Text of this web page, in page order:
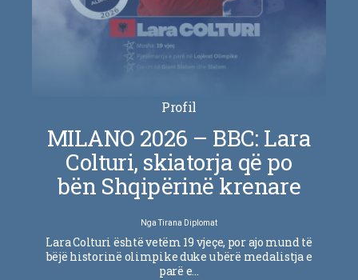
Profil
MILANO 2026 – BBC: Lara
Colturi, skiatorja që po
bën Shqipërinë krenare
NgaTirana Diplomat
Lara Colturi është vetëm 19 vjeçe, por ajo mund të
bëjë historinë olimpike duke u bërë medalistja e
parë e…